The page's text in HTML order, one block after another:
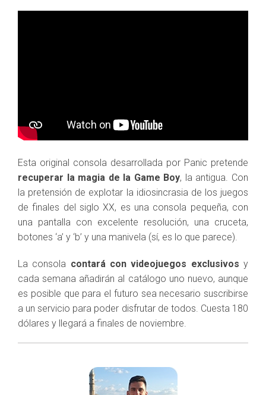
Esta original consola desarrollada por Panic pretende
recuperar la magia de la Game Boy, la antigua. Con
la pretensión de explotar la idiosincrasia de los juegos
de finales del siglo XX, es una consola pequeña, con
una pantalla con excelente resolución, una cruceta,
botones ‘a’ y ‘b’ y una manivela (sí, es lo que parece).
La consola contará con videojuegos exclusivos y
cada semana añadirán al catálogo uno nuevo, aunque
es posible que para el futuro sea necesario suscribirse
a un servicio para poder disfrutar de todos. Cuesta 180
dólares y llegará a finales de noviembre.